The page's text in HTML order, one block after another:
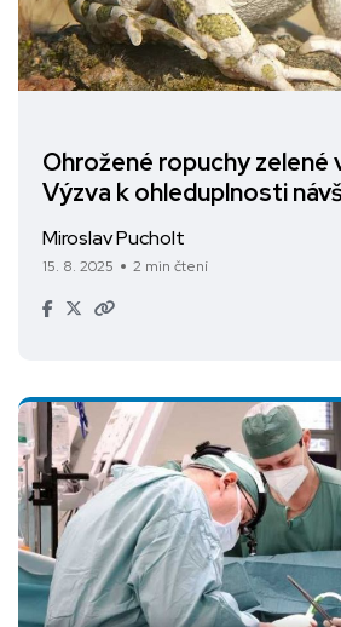
Ohrožené ropuchy zelené
Výzva k ohleduplnosti
Miroslav Pucholt
15. 8. 2025 2 min čtení